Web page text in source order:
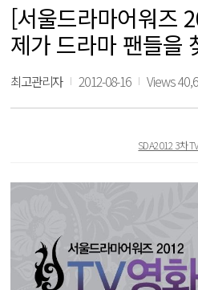
[서울드라마어워즈
제가 드라마 팬들을
최고관리자 2012-08-16 Views
SDA2012 3차